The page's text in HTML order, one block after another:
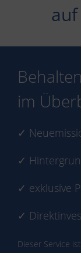
im
✓
✓
✓ exklusive
✓
Dieser Service